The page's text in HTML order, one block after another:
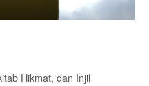
Hikmat, dan Injil